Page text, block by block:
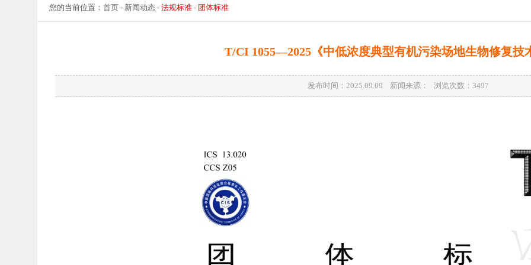
您的当前位置： 首页 - 新闻动态 - 法规标准 - 团体标准
T/CI 1055—2025《中低浓度典型有机污染场地生物修复技
发布时间：2025.09.09 新闻来源： 浏览次数： 3497